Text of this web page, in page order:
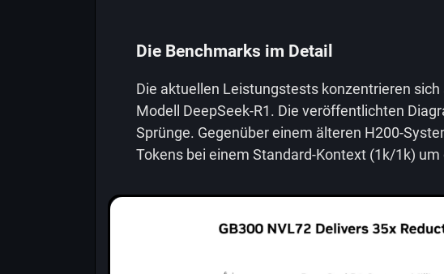
Die Benchmarks im Detail
Die aktuellen Leistungstests konzentrieren sich
Modell DeepSeek-R1. Die veröffentlichten
Sprünge. Gegenüber einem älteren H200-
Tokens bei einem Standard-Kontext (1k/1k) um